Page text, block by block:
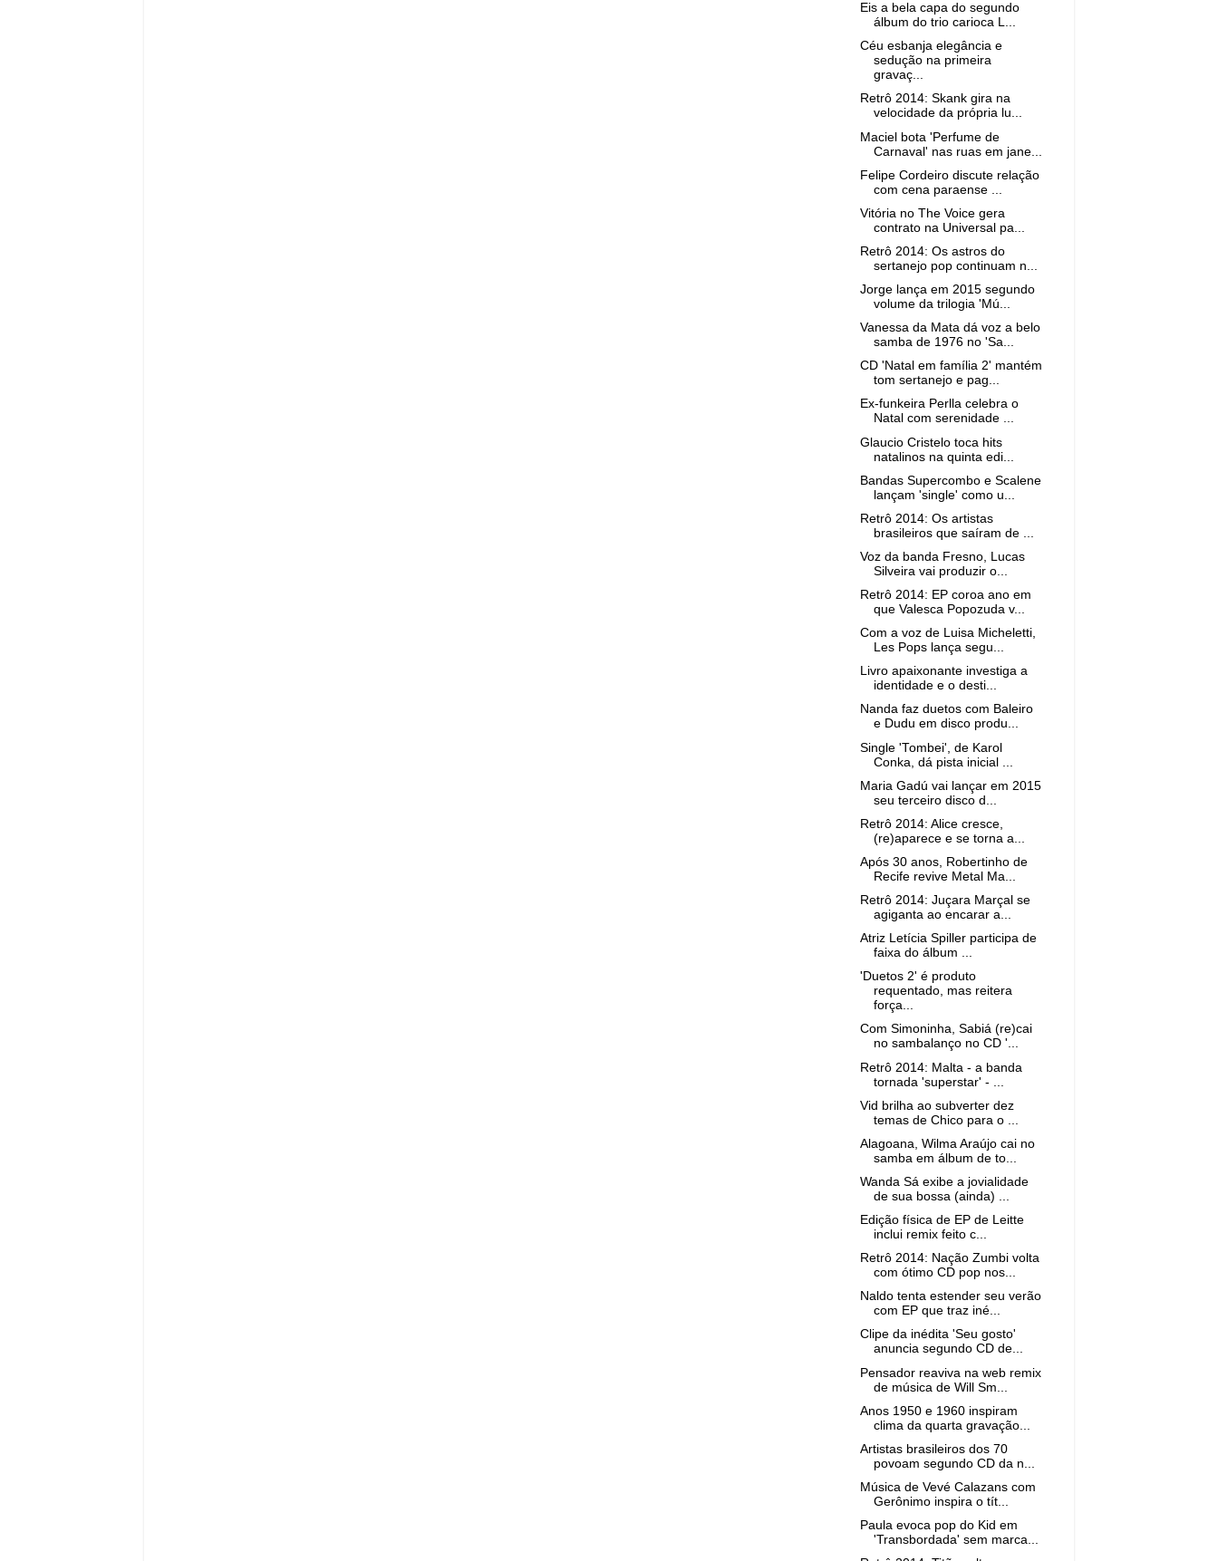
Eis a bela capa do segundo
álbum do trio carioca L...
Céu esbanja elegância e
sedução na primeira
gravaç...
Retrô 2014: Skank gira na
velocidade da própria lu...
Maciel bota 'Perfume de
Carnaval' nas ruas em jane...
Felipe Cordeiro discute relação
com cena paraense ...
Vitória no The Voice gera
contrato na Universal pa...
Retrô 2014: Os astros do
sertanejo pop continuam n...
Jorge lança em 2015 segundo
volume da trilogia 'Mú...
Vanessa da Mata dá voz a belo
samba de 1976 no 'Sa...
CD 'Natal em família 2' mantém
tom sertanejo e pag...
Ex-funkeira Perlla celebra o
Natal com serenidade ...
Glaucio Cristelo toca hits
natalinos na quinta edi...
Bandas Supercombo e Scalene
lançam 'single' como u...
Retrô 2014: Os artistas
brasileiros que saíram de ...
Voz da banda Fresno, Lucas
Silveira vai produzir o...
Retrô 2014: EP coroa ano em
que Valesca Popozuda v...
Com a voz de Luisa Micheletti,
Les Pops lança segu...
Livro apaixonante investiga a
identidade e o desti...
Nanda faz duetos com Baleiro
e Dudu em disco produ...
Single 'Tombei', de Karol
Conka, dá pista inicial ...
Maria Gadú vai lançar em 2015
seu terceiro disco d...
Retrô 2014: Alice cresce,
(re)aparece e se torna a...
Após 30 anos, Robertinho de
Recife revive Metal Ma...
Retrô 2014: Juçara Marçal se
agiganta ao encarar a...
Atriz Letícia Spiller participa de
faixa do álbum ...
'Duetos 2' é produto
requentado, mas reitera
força...
Com Simoninha, Sabiá (re)cai
no sambalanço no CD '...
Retrô 2014: Malta - a banda
tornada 'superstar' - ...
Vid brilha ao subverter dez
temas de Chico para o ...
Alagoana, Wilma Araújo cai no
samba em álbum de to...
Wanda Sá exibe a jovialidade
de sua bossa (ainda) ...
Edição física de EP de Leitte
inclui remix feito c...
Retrô 2014: Nação Zumbi volta
com ótimo CD pop nos...
Naldo tenta estender seu verão
com EP que traz iné...
Clipe da inédita 'Seu gosto'
anuncia segundo CD de...
Pensador reaviva na web remix
de música de Will Sm...
Anos 1950 e 1960 inspiram
clima da quarta gravação...
Artistas brasileiros dos 70
povoam segundo CD da n...
Música de Vevé Calazans com
Gerônimo inspira o tít...
Paula evoca pop do Kid em
'Transbordada' sem marca...